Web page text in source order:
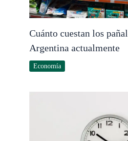
Cuánto cuestan los
Argentina actualmente
Economía